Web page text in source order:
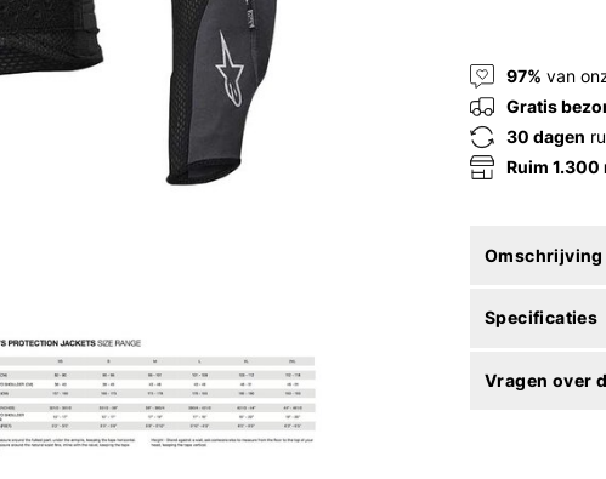
97% van
Gratis
30 dagen
Ruim 1.300
Omschrijving
Specificaties
Vragen over